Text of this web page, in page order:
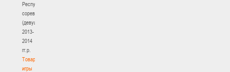
Республиканские
соревнования
(девушки)
2013-
2014
гг.р.
Товарищеские
игры